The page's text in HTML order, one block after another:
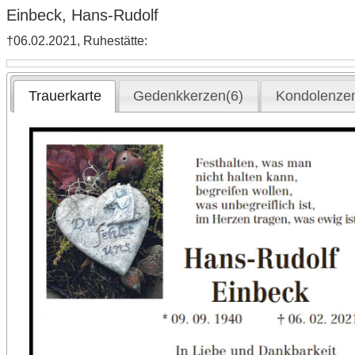
Einbeck, Hans-Rudolf
†06.02.2021, Ruhestätte:
Trauerkarte Gedenkkerzen(6)